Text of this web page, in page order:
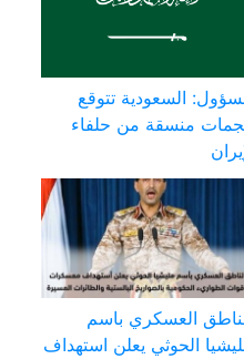
السعودية تتوقع
منسقة من حلفاء
العسكري باسم
الحوثي يعلن استهداف